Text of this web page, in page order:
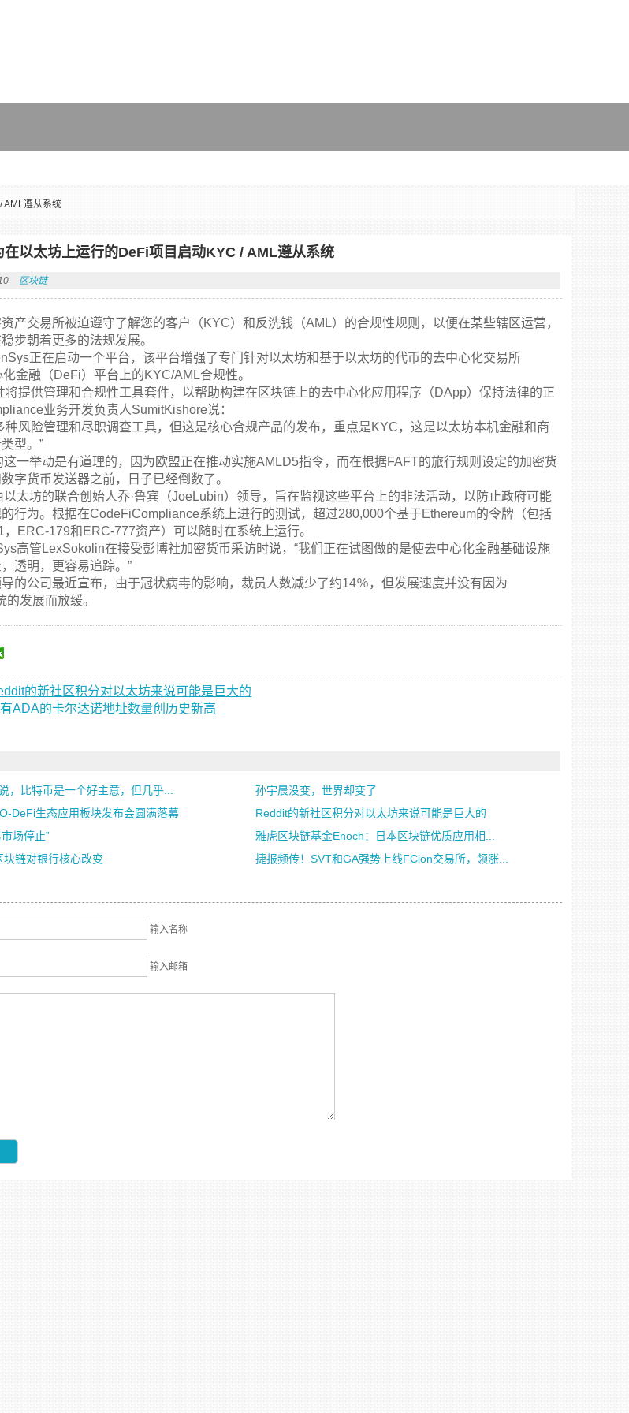
AML遵从系统
以太坊上运行的DeFi项目启动KYC / AML遵从系统
区块链
产交易所被迫遵守了解您的客户（KYC）和反洗钱（AML）的合规性规则，以便在某些辖区运营，
步朝着更多的法规发展。
正在启动一个平台，该平台增强了专门针对以太坊和基于以太坊的代币的去中心化交易所
化金融（DeFi）平台上的KYC/AML合规性。
将提供管理和合规性工具套件，以帮助构建在区块链上的去中心化应用程序（DApp）保持法律的正
业务开发负责人SumitKishore说：
种风险管理和尽职调查工具，但这是核心合规产品的发布，重点是KYC，这是以太坊本机金融和商
型。”
一举动是有道理的，因为欧盟正在推动实施AMLD5指令，而在根据FAFT的旅行规则设定的加密货
字货币发送器之前，日子已经倒数了。
太坊的联合创始人乔·鲁宾（JoeLubin）领导，旨在监视这些平台上的非法活动，以防止政府可能
行为。根据在CodeFiCompliance系统上进行的测试，超过280,000个基于Ethereum的令牌（包括
ERC-179和ERC-777资产）可以随时在系统上运行。
高管LexSokolin在接受彭博社加密货币采访时说，“我们正在试图做的是使去中心化金融基础设施
透明，更容易追踪。”
的公司最近宣布，由于冠状病毒的影响，裁员人数减少了约14％，但发展速度并没有因为
的发展而放缓。
的新社区积分对以太坊来说可能是巨大的
ADA的卡尔达诺地址数量创历史新高
，比特币是一个好主意，但几乎...
孙宇晨没变，世界却变了
DeFi生态应用板块发布会圆满落幕
Reddit的新社区积分对以太坊来说可能是巨大的
场停止”
雅虎区块链基金Enoch：日本区块链优质应用相...
块链对银行核心改变
捷报频传！SVT和GA强势上线FCion交易所，领涨...
输入名称
输入邮箱